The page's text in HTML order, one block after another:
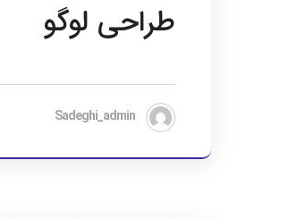
طراحی لوگو
Sadeghi_admin